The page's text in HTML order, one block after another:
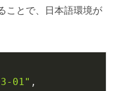
ことで、日本語環境が
01" ,